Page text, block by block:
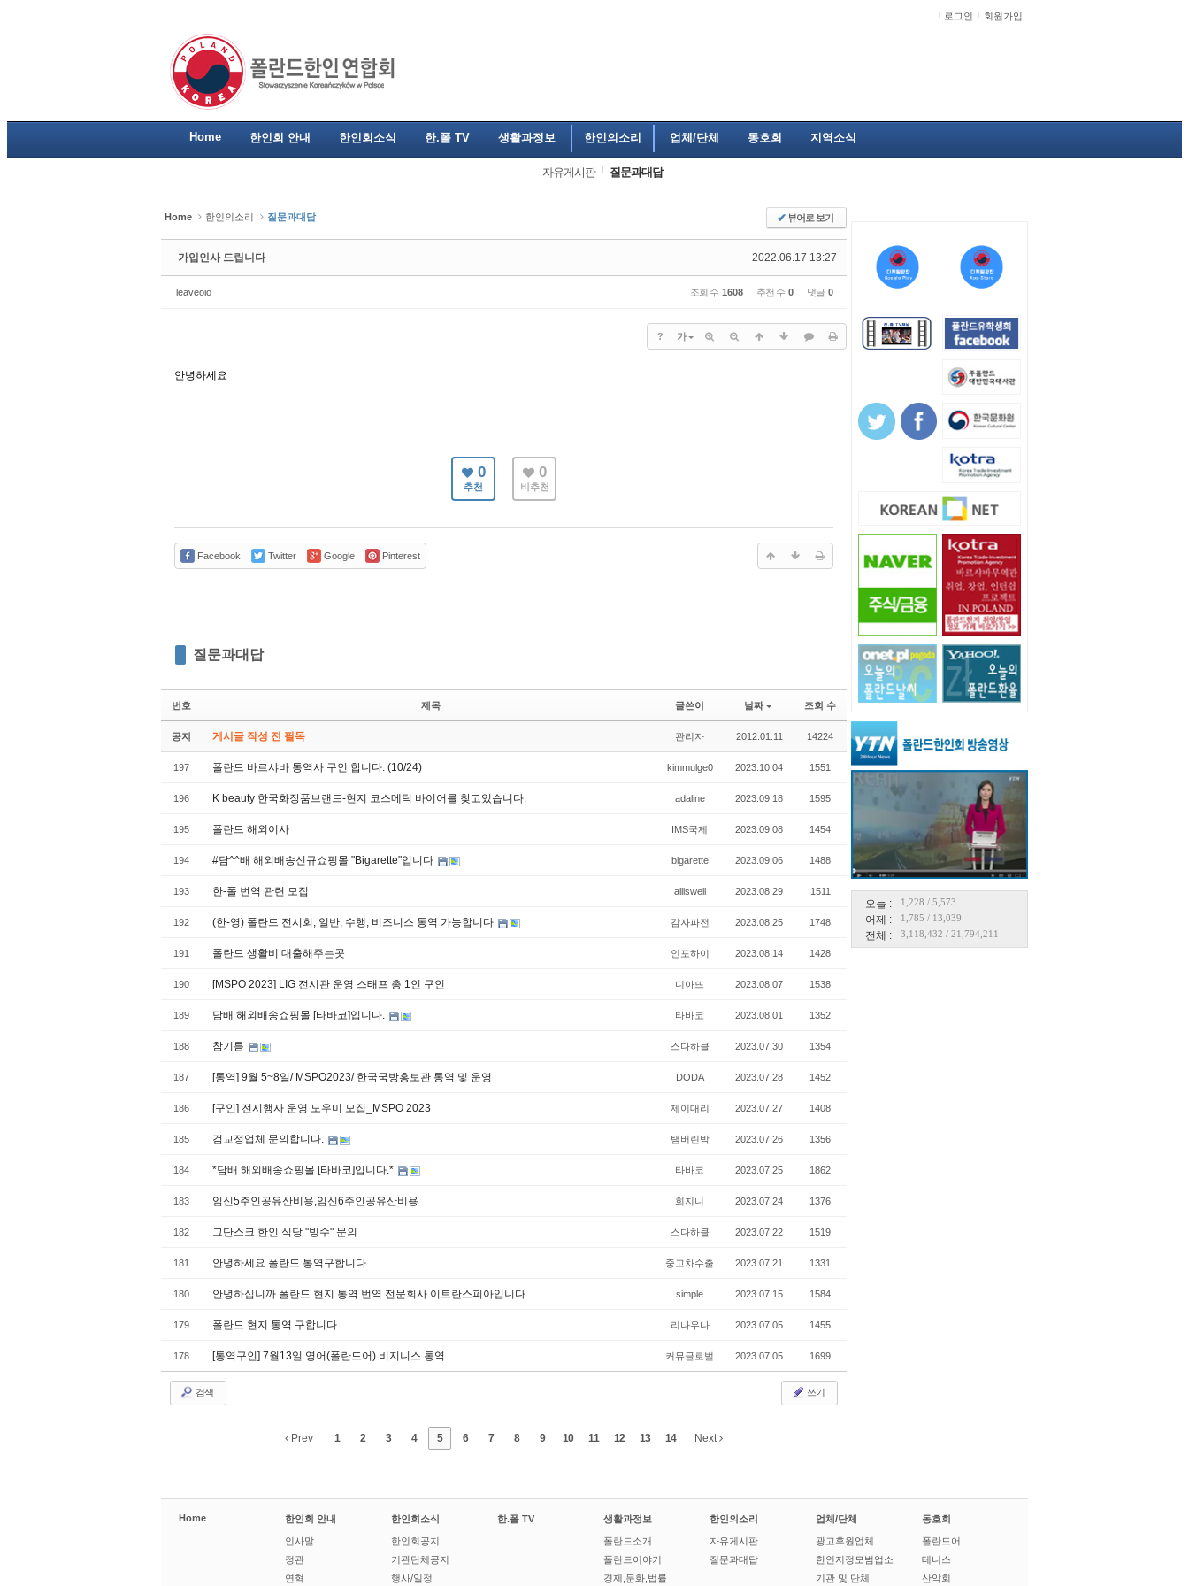
로그인 회원가입
Home 한인회 안내 한인회소식 한.폴 TV 생활과정보 한인의소리 업체/단체 동호회 지역소식
자유게시판 질문과대답
오늘 : 1,228 / 5,573
어제 : 1,785 / 13,039
전체 : 3,118,432 / 21,794,211
Home 한인의소리 질문과대답 ✔뷰어로 보기
2022.06.17 13:27
가입인사 드립니다
leaveoio 조회 수 1608 추천 수 0 댓글 0
? 가
안녕하세요
0
추천
0
비추천
Facebook Twitter Google Pinterest
질문과대답
번호 제목 글쓴이 날짜 조회 수
공지 게시글 작성 전 필독 관리자 2012.01.11 14224
197 폴란드 바르샤바 통역사 구인 합니다. (10/24) kimmulge0 2023.10.04 1551
196 K beauty 한국화장품브랜드-현지 코스메틱 바이어를 찾고있습니다. adaline 2023.09.18 1595
195 폴란드 해외이사 IMS국제 2023.09.08 1454
194 #담^^배 해외배송신규쇼핑몰 "Bigarette"입니다 bigarette 2023.09.06 1488
193 한-폴 번역 관련 모집 alliswell 2023.08.29 1511
192 (한-영) 폴란드 전시회, 일반, 수행, 비즈니스 통역 가능합니다 감자파전 2023.08.25 1748
191 폴란드 생활비 대출해주는곳 인포하이 2023.08.14 1428
190 [MSPO 2023] LIG 전시관 운영 스태프 총 1인 구인 디아뜨 2023.08.07 1538
189 담배 해외배송쇼핑몰 [타바코]입니다. 타바코 2023.08.01 1352
188 참기름 스다하클 2023.07.30 1354
187 [통역] 9월 5~8일/ MSPO2023/ 한국국방홍보관 통역 및 운영 DODA 2023.07.28 1452
186 [구인] 전시행사 운영 도우미 모집_MSPO 2023 제이대리 2023.07.27 1408
185 검교정업체 문의합니다. 탬버린박 2023.07.26 1356
184 *담배 해외배송쇼핑몰 [타바코]입니다.* 타바코 2023.07.25 1862
183 임­신5주인공유­산비용,임­신6주인공유­산비용 희지니 2023.07.24 1376
182 그단스크 한인 식당 "빙수" 문의 스다하클 2023.07.22 1519
181 안녕하세요 폴란드 통역구합니다 중고차수출 2023.07.21 1331
180 안녕하십니까 폴란드 현지 통역.번역 전문회사 이트란스피아입니다 simple 2023.07.15 1584
179 폴란드 현지 통역 구합니다 리나우나 2023.07.05 1455
178 [통역구인] 7월13일 영어(폴란드어) 비지니스 통역 커뮤글로벌 2023.07.05 1699
검색 쓰기
Prev 1 2 3 4 5 6 7 8 9 10 11 12 13 14 Next
Home 한인회 안내
인사말
정관
연혁
한인회소식
한인회공지
기관단체공지
행사/일정
한.폴 TV 생활과정보
폴란드소개
폴란드이야기
경제,문화,법률
한인의소리
자유게시판
질문과대답
업체/단체
광고후원업체
한인지정모범업소
기관 및 단체
동호회
폴란드어
테니스
산악회